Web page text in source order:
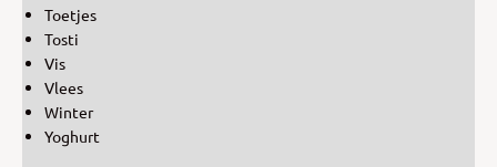
Toetjes
Tosti
Vis
Vlees
Winter
Yoghurt